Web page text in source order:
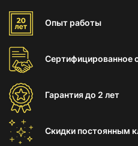
Опыт работы
Сертифицированное
Гарантиядо 2 лет
Скидки постоянным